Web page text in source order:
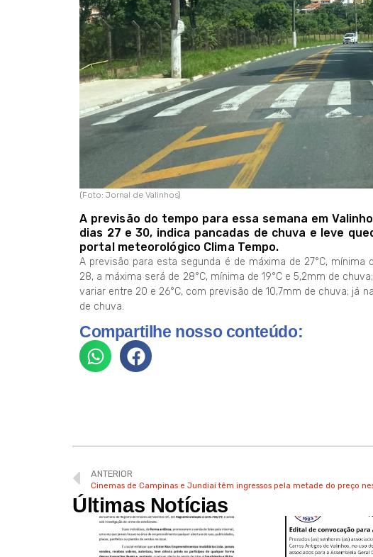
(Foto: Jornal de Valinhos)
A previsão do tempo para essa semana em
dias 27 e 30, indica pancadas de chuva e leve
portal meteorológico Clima Tempo.
A previsão para esta segunda é de máxima de 27°C,
28, a máxima será de 28°C, mínima de 19°C e 5,2mm de
variar entre 20 e 26°C, com previsão de 10,7mm de chuva; já
de chuva.
Compartilhe nosso conteúdo:
ANTERIOR
Cinemas de Campinas e Jundiaí têm ingressos pela metade do preço
Últimas Notícias